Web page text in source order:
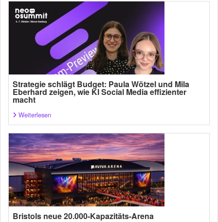
Strategie schlägt Budget: Paula Wötzel und Mila
Eberhard zeigen, wie KI Social Media effizienter
macht
Weiterlesen
Bristols neue 20.000-Kapazitäts-Arena